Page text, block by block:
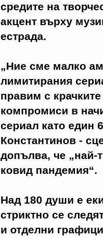
средите на
акцент върху
естрада.
„Ние сме малко
лимитирания
правим с
компромиси в
сериал като един
Константинов -
допълва, че „най-
ковид пандемия“.
Над 180 души е
стриктно се
и отделни